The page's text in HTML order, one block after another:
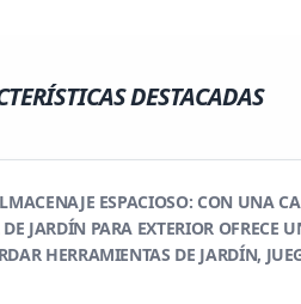
DESTACADAS
ESPACIOSO: CON UNA
DE JARDÍN PARA EXTERIOR OFRECE
HERRAMIENTAS DE JARDÍN,